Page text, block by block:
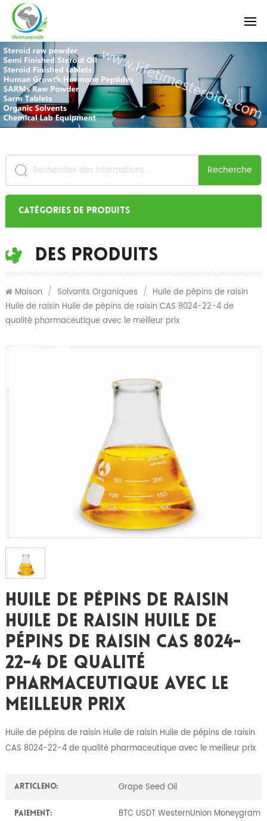
Recherche
Catégories de produits
Des Produits
Maison / Solvants Organiques / Huile de pépins de raisin
Huile de raisin Huile de pépins de raisin CAS 8024-22-4 de
qualité pharmaceutique avec le meilleur prix
Huile De Pépins De Raisin
Huile De Raisin Huile De
Pépins De Raisin CAS 8024-
22-4 De Qualité
Pharmaceutique Avec Le
Meilleur Prix
Huile de pépins de raisin Huile de raisin Huile de pépins de raisin
CAS 8024-22-4 de qualité pharmaceutique avec le meilleur prix
ArticleNO: Grape Seed Oil
Paiement:
BTC USDT WesternUnion Moneygram